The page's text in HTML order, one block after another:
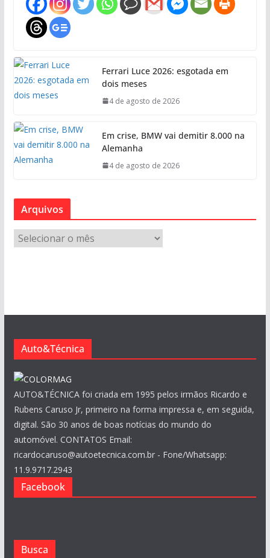
Ferrari Luce 2026: esgotada em
dois meses
4 de agosto de 2026
Em crise, BMW vai demitir 8.000 na
Alemanha
4 de agosto de 2026
Arquivos
r
s
Auto&Técnica
AUTO&TÉCNICA foi criada em 1995 pelos irmãos Ricardo e
Rubens Caruso Jr, primeiro na forma impressa e, em seguida,
digital. São 30 anos de boas notícias do mundo do
automóvel. CONTATOS Email:
ricardocaruso@autoetecnica.com.br - Fone/Whatsapp:
11.9.9717.2943
Facebook
Busca